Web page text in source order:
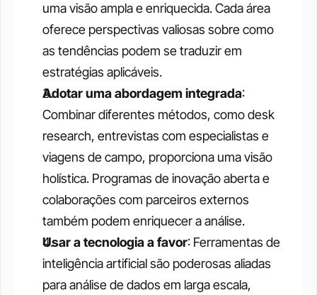
uma visão ampla e enriquecida. Cada área
oferece perspectivas valiosas sobre como
as tendências podem se traduzir em
estratégias aplicáveis.
Adotar uma abordagem integrada:
Combinar diferentes métodos, como desk
research, entrevistas com especialistas e
viagens de campo, proporciona uma visão
holística. Programas de inovação aberta e
colaborações com parceiros externos
também podem enriquecer a análise.
Usar a tecnologia a favor: Ferramentas de
inteligência artificial são poderosas aliadas
para análise de dados em larga escala,